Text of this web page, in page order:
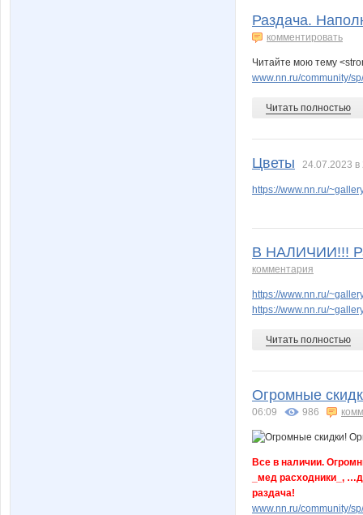
Раздача.
комментировать
Читайте мою тему
www.nn.ru/community/
Читать полностью
Цветы 24.07.2023 в
https://www.nn.ru/
В НАЛИЧИИ!!!
комментария
https://www.nn.ru/
https://www.nn.ru/
Читать полностью
Огромные
06:09 986
Все в наличии.
_мед расходники_,
раздача!
www.nn.ru/community/